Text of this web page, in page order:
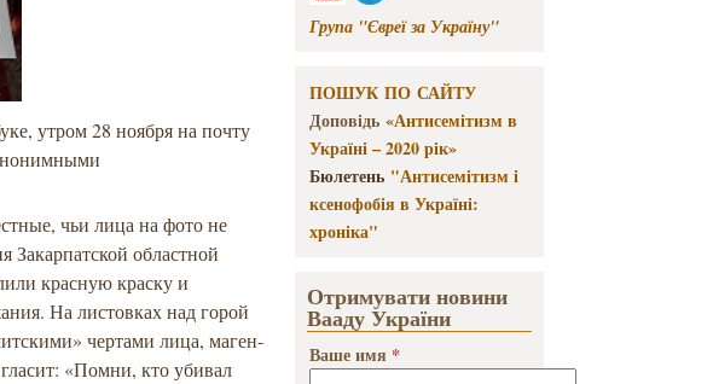
утром 28 ноября на почту
чьи лица на фото не
Закарпатской областной
красную краску и
На листовках над горой
чертами лица, маген-
«Помни, кто убивал
Група "Євреї за Україну"
ПОШУК ПО САЙТУ
Доповідь «Антисемітизм в
Україні – 2020 рік»
Бюлетень "Антисемітизм і
ксенофобія в Україні:
хроніка"
Отримувати новини
Вааду України
Ваше имя *